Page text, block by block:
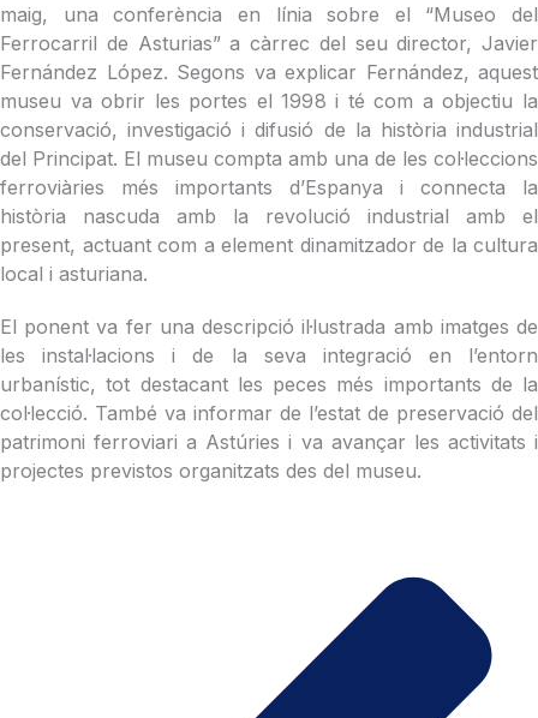
maig, una conferència en línia sobre el “Museo del
Ferrocarril de Asturias” a càrrec del seu director, Javier
Fernández López. Segons va explicar Fernández, aquest
museu va obrir les portes el 1998 i té com a objectiu la
conservació, investigació i difusió de la història industrial
del Principat. El museu compta amb una de les col·leccions
ferroviàries més importants d’Espanya i connecta la
història nascuda amb la revolució industrial amb el
present, actuant com a element dinamitzador de la cultura
local i asturiana.
El ponent va fer una descripció il·lustrada amb imatges de
les instal·lacions i de la seva integració en l’entorn
urbanístic, tot destacant les peces més importants de la
col·lecció. També va informar de l’estat de preservació del
patrimoni ferroviari a Astúries i va avançar les activitats i
projectes previstos organitzats des del museu.